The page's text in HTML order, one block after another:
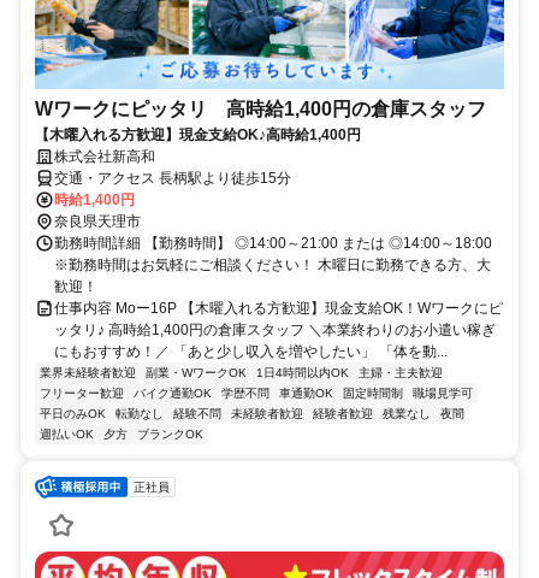
Wワークにピッタリ 高時給1,400円の倉庫スタッフ
【木曜入れる方歓迎】現金支給OK♪高時給1,400円
株式会社新高和
交通・アクセス 長柄駅より徒歩15分
時給1,400円
奈良県天理市
勤務時間詳細 【勤務時間】 ◎14:00～21:00 または ◎14:00～18:00
※勤務時間はお気軽にご相談ください！ 木曜日に勤務できる方、大
歓迎！
仕事内容 Moー16P 【木曜入れる方歓迎】現金支給OK！Wワークにピ
ッタリ♪ 高時給1,400円の倉庫スタッフ ＼本業終わりのお小遣い稼ぎ
にもおすすめ！／ 「あと少し収入を増やしたい」 「体を動...
業界未経験者歓迎 副業・WワークOK 1日4時間以内OK
主婦・主夫歓迎
フリーター歓迎
バイク通勤OK 学歴不問 車通勤OK 固定時間制
職場見学可
平日のみOK
転勤なし 経験不問 未経験者歓迎 経験者歓迎 残業なし
夜間
週払いOK
夕方 ブランクOK
正社員